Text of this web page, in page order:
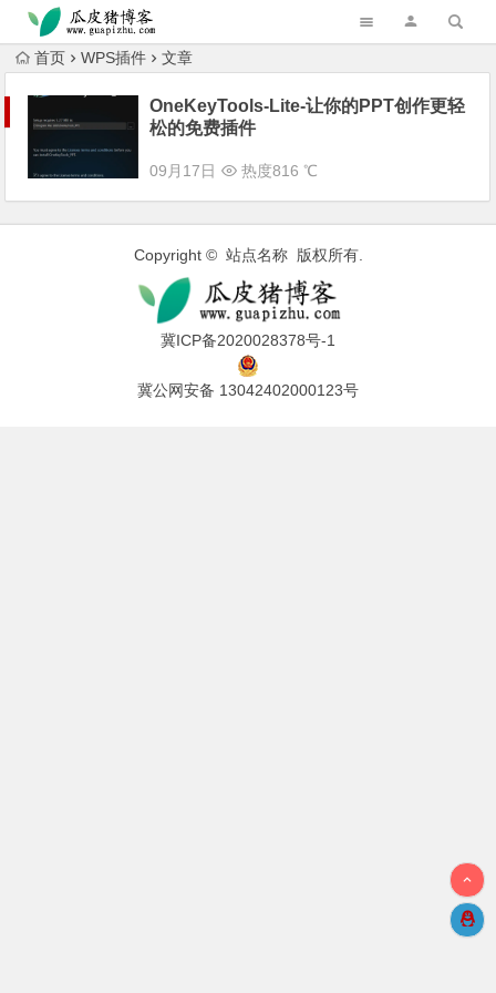
跳转到主内容
首页 WPS插件 文章
OneKeyTools-Lite-让你的PPT创作更轻
松的免费插件
09月17日 热度816 ℃
Copyright © 站点名称 版权所有.
冀ICP备2020028378号-1
冀公网安备 13042402000123号